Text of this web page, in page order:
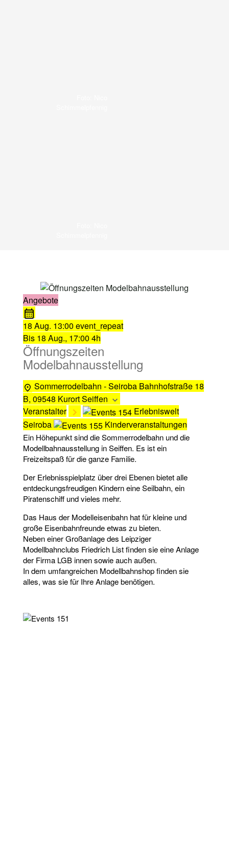
Angebote
18 Aug. 13:00 event_repeat
Bis 18 Aug., 17:00 4h
Öffnungszeiten
Modelbahnausstellung
Sommerrodelbahn - Seiroba Bahnhofstraße 18
B, 09548 Kurort Seiffen
Veranstalter
Erlebniswelt
Seiroba
Kinderveranstaltungen
Ein Höhepunkt sind die Sommerrodelbahn und die
Modellbahnausstellung in Seiffen. Es ist ein
Freizeitspaß für die ganze Familie.
Der Erlebnisspielplatz über drei Ebenen bietet alle
entdeckungsfreudigen Kindern eine Seilbahn, ein
Piratenschiff und vieles mehr.
Das Haus der Modelleisenbahn hat für kleine und
große Eisenbahnfreunde etwas zu bieten.
Neben einer Großanlage des Leipziger
Modellbahnclubs Friedrich List finden sie eine Anlage
der Firma LGB innen sowie auch außen.
In dem umfangreichen Modellbahnshop finden sie
alles, was sie für Ihre Anlage benötigen.